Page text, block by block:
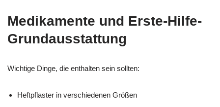
Medikamente und Erste-Hilfe-
Grundausstattung
Wichtige Dinge, die enthalten sein sollten:
Heftpflaster in verschiedenen Größen